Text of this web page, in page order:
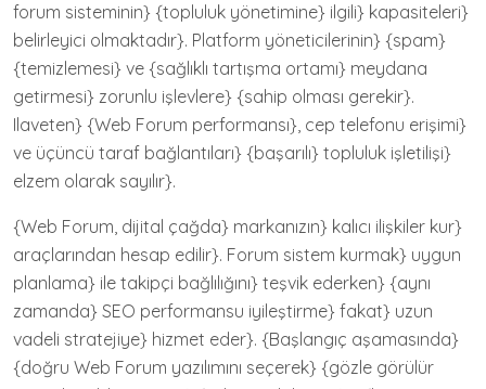
forum sisteminin} {topluluk yönetimine} ilgili} kapasiteleri}
belirleyici olmaktadır}. Platform yöneticilerinin} {spam}
{temizlemesi} ve {sağlıklı tartışma ortamı} meydana
getirmesi} zorunlu işlevlere} {sahip olması gerekir}.
Ilaveten} {Web Forum performansı}, cep telefonu erişimi}
ve üçüncü taraf bağlantıları} {başarılı} topluluk işletilişi}
elzem olarak sayılır}.
{Web Forum, dijital çağda} markanızın} kalıcı ilişkiler kur}
araçlarından hesap edilir}. Forum sistem kurmak} uygun
planlama} ile takipçi bağlılığını} teşvik ederken} {aynı
zamanda} SEO performansu iyileştirme} fakat} uzun
vadeli stratejiye} hizmet eder}. {Başlangıç aşamasında}
{doğru Web Forum yazılımını seçerek} {gözle görülür